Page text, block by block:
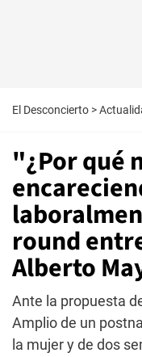
El Desconcierto >
"¿Por qué
round
Alberto
Ante la propuesta
Amplio de un
la mujer y de dos